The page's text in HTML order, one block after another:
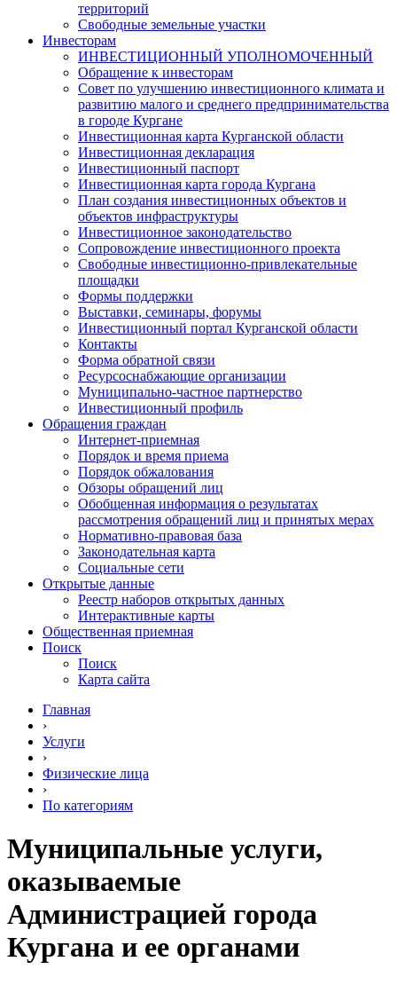
территорий
Свободные земельные участки
Инвесторам
ИНВЕСТИЦИОННЫЙ УПОЛНОМОЧЕННЫЙ
Обращение к инвесторам
Совет по улучшению инвестиционного климата и
развитию малого и среднего предпринимательства
в городе Кургане
Инвестиционная карта Курганской области
Инвестиционная декларация
Инвестиционный паспорт
Инвестиционная карта города Кургана
План создания инвестиционных объектов и
объектов инфраструктуры
Инвестиционное законодательство
Сопровождение инвестиционного проекта
Свободные инвестиционно-привлекательные
площадки
Формы поддержки
Выставки, семинары, форумы
Инвестиционный портал Курганской области
Контакты
Форма обратной связи
Ресурсоснабжающие организации
Муниципально-частное партнерство
Инвестиционный профиль
Обращения граждан
Интернет-приемная
Порядок и время приема
Порядок обжалования
Обзоры обращений лиц
Обобщенная информация о результатах
рассмотрения обращений лиц и принятых мерах
Нормативно-правовая база
Законодательная карта
Социальные сети
Открытые данные
Реестр наборов открытых данных
Интерактивные карты
Общественная приемная
Поиск
Поиск
Карта сайта
Главная
›
Услуги
›
Физические лица
›
По категориям
Муниципальные услуги,
оказываемые
Администрацией города
Кургана и ее органами